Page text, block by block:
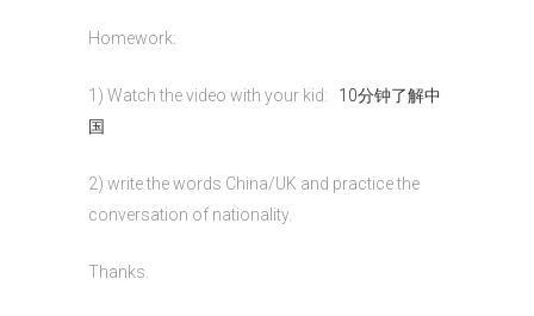
Homework:
1) Watch the video with your kid: 10分钟了解中
国
2) write the words China/UK and practice the
conversation of nationality.
Thanks.